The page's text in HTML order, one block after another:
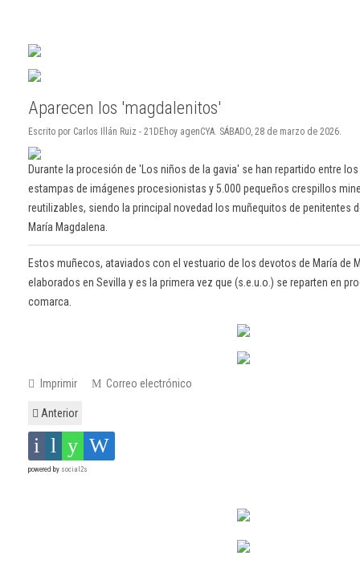
Aparecen los 'magdalenitos'
Escrito por Carlos Illán Ruiz - 21DEhoy agenCYA. SÁBADO, 28 de marzo de 2026.
Durante la procesión de 'Los niños de la gavia' se han repartido entre
estampas de imágenes procesionistas y 5.000 pequeños crespillos
reutilizables, siendo la principal novedad los muñequitos de penitentes
María Magdalena.
Estos muñecos, ataviados con el vestuario de los devotos de María de
elaborados en Sevilla y es la primera vez que (s.e.u.o.) se reparten en
comarca.
Imprimir Correo electrónico
Anterior
powered by social2s